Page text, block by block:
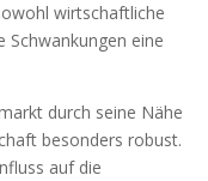
wirtschaftliche
Schwankungen eine
durch seine Nähe
besonders robust.
auf die